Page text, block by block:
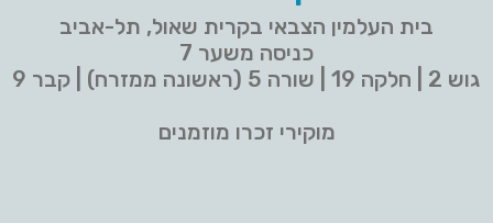
בית העלמין הצבאי בקרית שאול, תל-אביב
כניסה משער 7
גוש 2 | חלקה 19 | שורה 5 (ראשונה ממזרח) | קבר 9
מוקירי זכרו מוזמנים